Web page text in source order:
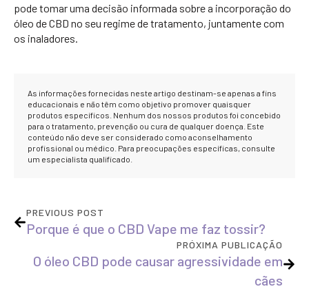
pode tomar uma decisão informada sobre a incorporação do
óleo de CBD no seu regime de tratamento, juntamente com
os inaladores.
As informações fornecidas neste artigo destinam-se apenas a fins
educacionais e não têm como objetivo promover quaisquer
produtos específicos. Nenhum dos nossos produtos foi concebido
para o tratamento, prevenção ou cura de qualquer doença. Este
conteúdo não deve ser considerado como aconselhamento
profissional ou médico. Para preocupações específicas, consulte
um especialista qualificado.
PREVIOUS POST
Porque é que o CBD Vape me faz tossir?
PRÓXIMA PUBLICAÇÃO
O óleo CBD pode causar agressividade em
cães